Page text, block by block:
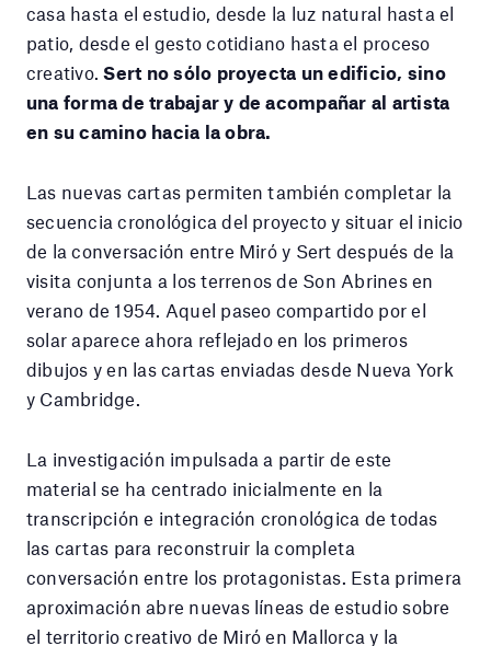
casa hasta el estudio, desde la luz natural hasta el
patio, desde el gesto cotidiano hasta el proceso
creativo.Sert no sólo proyecta un edificio, sino
una forma de trabajar y de acompañar al artista
en su camino hacia la obra.
Las nuevas cartas permiten también completar la
secuencia cronológica del proyecto y situar el inicio
de la conversación entre Miró y Sert después de la
visita conjunta a los terrenos de Son Abrines en
verano de 1954. Aquel paseo compartido por el
solar aparece ahora reflejado en los primeros
dibujos y en las cartas enviadas desde Nueva York
y Cambridge.
La investigación impulsada a partir de este
material se ha centrado inicialmente en la
transcripción e integración cronológica de todas
las cartas para reconstruir la completa
conversación entre los protagonistas. Esta primera
aproximación abre nuevas líneas de estudio sobre
el territorio creativo de Miró en Mallorca y la